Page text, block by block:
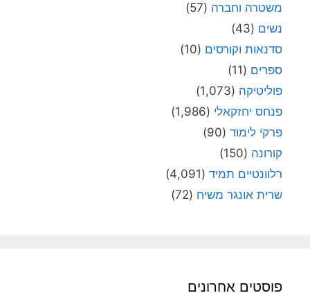
משטרה וחברה (57)
נשים (43)
סדנאות וקורסים (10)
ספרים (11)
פוליטיקה (1,073)
פנחס יחזקאלי (1,986)
פרקי לימוד (90)
קורונה (150)
רלוונטיים תמיד (4,091)
שרית אונגר משיח (72)
פוסטים אחרונים